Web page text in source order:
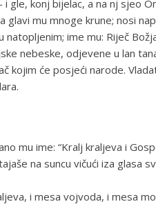
gle, konj bijelac, a na nj sjeo
glavi mu mnoge krune; nosi
ime mu: Riječ
nebeske, odjevene u lan
kojim će posjeći narode.
mu ime: “Kralj kraljeva i
na suncu vičući iza glasa
i mesa vojvoda, i mesa